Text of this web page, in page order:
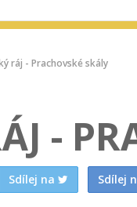
ráj - Prachovské skály
-
Sdílej na Sdílej